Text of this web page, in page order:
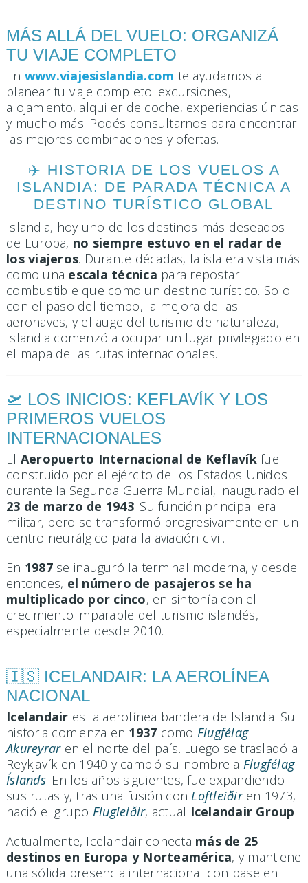
MÁS ALLÁ DEL VUELO: ORGANIZÁ
TU VIAJE COMPLETO
En www.viajesislandia.com te ayudamos a
planear tu viaje completo: excursiones,
alojamiento, alquiler de coche, experiencias únicas
y mucho más. Podés consultarnos para encontrar
las mejores combinaciones y ofertas.
✈️ HISTORIA DE LOS VUELOS A
ISLANDIA: DE PARADA TÉCNICA A
DESTINO TURÍSTICO GLOBAL
Islandia, hoy uno de los destinos más deseados
de Europa, no siempre estuvo en el radar de
los viajeros. Durante décadas, la isla era vista más
como una escala técnica para repostar
combustible que como un destino turístico. Solo
con el paso del tiempo, la mejora de las
aeronaves, y el auge del turismo de naturaleza,
Islandia comenzó a ocupar un lugar privilegiado en
el mapa de las rutas internacionales.
🛫 LOS INICIOS: KEFLAVÍK Y LOS
PRIMEROS VUELOS
INTERNACIONALES
El Aeropuerto Internacional de Keflavíkfue
construido por el ejército de los Estados Unidos
durante la Segunda Guerra Mundial, inaugurado el
23 de marzo de 1943. Su función principal era
militar, pero se transformó progresivamente en un
centro neurálgico para la aviación civil.
En 1987se inauguró la terminal moderna, y desde
entonces, el número de pasajeros se ha
multiplicado por cinco, en sintonía con el
crecimiento imparable del turismo islandés,
especialmente desde 2010.
🇮🇸 ICELANDAIR: LA AEROLÍNEA
NACIONAL
Icelandair es la aerolínea bandera de Islandia. Su
historia comienza en 1937 como Flugfélag
Akureyraren el norte del país. Luego se trasladó a
Reykjavík en 1940 y cambió su nombre a Flugfélag
Íslands. En los años siguientes, fue expandiendo
sus rutas y, tras una fusión conLoftleiðiren 1973,
nació el grupo Flugleiðir, actual Icelandair Group.
Actualmente, Icelandair conecta más de 25
destinos en Europa y Norteamérica, y mantiene
una sólida presencia internacional con base en